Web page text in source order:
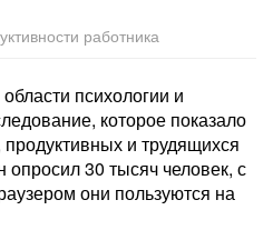
работника
психологии и
которое показало
и трудящихся
опросил 30 тысяч человек, с
они пользуются на